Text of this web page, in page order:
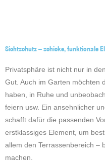
Sichtschutz – schicke, funktionale
Privatsphäre ist nicht nur in
Gut. Auch im Garten möchten
haben, in Ruhe und
feiern usw. Ein ansehnlicher
schafft dafür die passenden
erstklassiges Element, um
allem den Terrassenbereich –
machen.